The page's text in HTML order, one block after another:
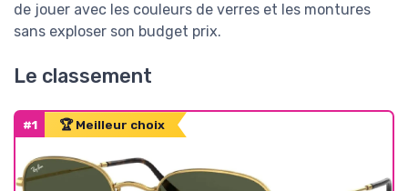
de jouer avec les couleurs de verres et les montures
sans exploser son budget prix.
Le classement
#1 🏆 Meilleur choix